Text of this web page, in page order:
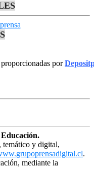
por
temático y digital,
.
mediante la